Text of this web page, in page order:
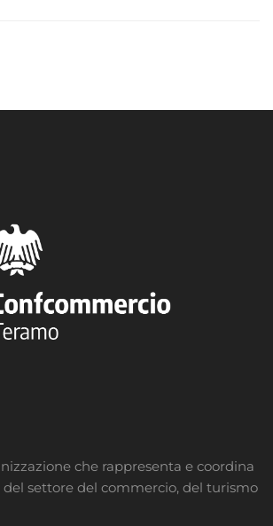
che rappresenta e coordina
settore del commercio, del turismo